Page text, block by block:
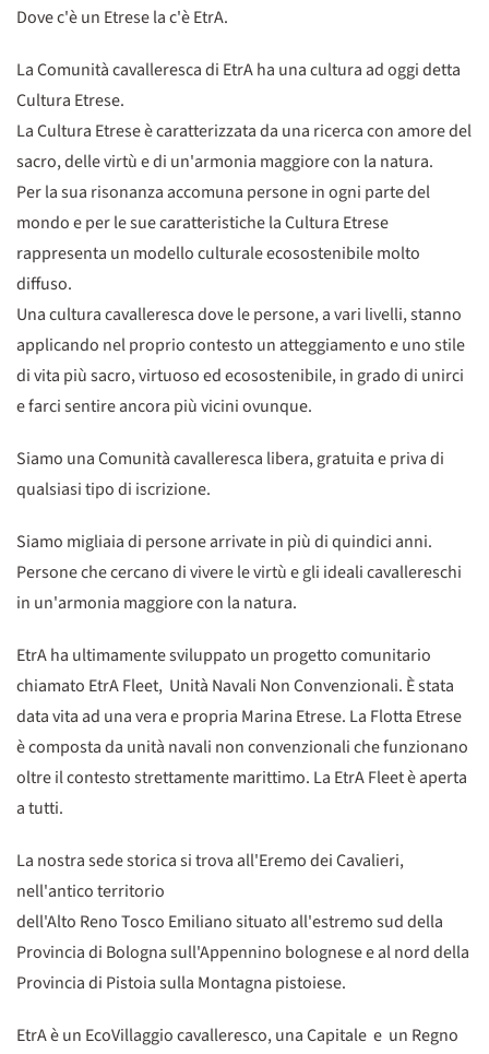
Dove c'è un Etrese la c'è EtrA.
La Comunità cavalleresca di EtrA ha una cultura ad oggi detta
Cultura Etrese.
La Cultura Etrese è caratterizzata da una ricerca con amore del
sacro, delle virtù e di un'armonia maggiore con la natura.
Per la sua risonanza accomuna persone in ogni parte del
mondo e per le sue caratteristiche la Cultura Etrese
rappresenta un modello culturale ecosostenibile molto
diffuso.
Una cultura cavalleresca dove le persone, a vari livelli, stanno
applicando nel proprio contesto un atteggiamento e uno stile
di vita più sacro, virtuoso ed ecosostenibile, in grado di unirci
e farci sentire ancora più vicini ovunque.
Siamo una Comunità cavalleresca libera, gratuita e priva di
qualsiasi tipo di iscrizione.
Siamo migliaia di persone arrivate in più di quindici anni.
Persone che cercano di vivere le virtù e gli ideali cavallereschi
in un'armonia maggiore con la natura.
EtrA ha ultimamente sviluppato un progetto comunitario
chiamato EtrA Fleet, Unità Navali Non Convenzionali. È stata
data vita ad una vera e propria Marina Etrese. La Flotta Etrese
è composta da unità navali non convenzionali che funzionano
oltre il contesto strettamente marittimo. La EtrA Fleet è aperta
a tutti.
La nostra sede storica si trova all'Eremo dei Cavalieri,
nell'antico territorio
dell'Alto Reno Tosco Emiliano situato all'estremo sud della
Provincia di Bologna sull'Appennino bolognese e al nord della
Provincia di Pistoia sulla Montagna pistoiese.
EtrA è un EcoVillaggio cavalleresco, una Capitale e un Regno